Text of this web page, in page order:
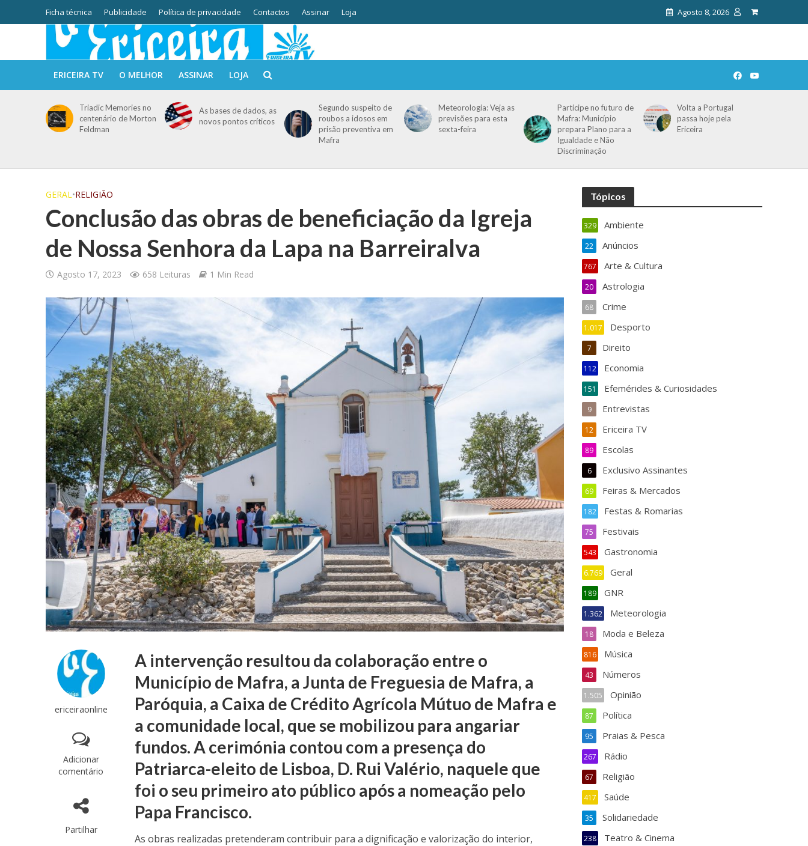
Ficha técnica Publicidade Política de privacidade Contactos Assinar Loja Agosto 8, 2026
ERICEIRA TV O MELHOR ASSINAR LOJA
Triadic Memories no
centenário de Morton
Feldman
As bases de dados, as
novos pontos críticos
Segundo suspeito de
roubos a idosos em
prisão preventiva em
Mafra
Meteorologia: Veja as
previsões para esta
sexta-feira
Participe no futuro de
Mafra: Município
prepara Plano para a
Igualdade e Não
Discriminação
Volta a Portugal
passa hoje pela
Ericeira
GERAL•RELIGIÃO
Conclusão das obras de beneficiação da Igreja
de Nossa Senhora da Lapa na Barreiralva
Agosto 17, 2023 658 Leituras 1 Min Read
ericeiraonline
Adicionar
comentário
Partilhar
A intervenção resultou da colaboração entre o
Município de Mafra, a Junta de Freguesia de Mafra, a
Paróquia, a Caixa de Crédito Agrícola Mútuo de Mafra e
a comunidade local, que se mobilizou para angariar
fundos. A cerimónia contou com a presença do
Patriarca-eleito de Lisboa, D. Rui Valério, naquele que
foi o seu primeiro ato público após a nomeação pelo
Papa Francisco.
Asobras realizadas pretenderam contribuir para a dignificação e valorização do interior,
Tópicos
Ambiente
329
Anúncios
22
Arte & Cultura
767
Astrologia
20
Crime
68
Desporto
1.017
Direito
7
Economia
112
Efemérides & Curiosidades
151
Entrevistas
9
Ericeira TV
12
Escolas
89
Exclusivo Assinantes
6
Feiras & Mercados
69
Festas & Romarias
182
Festivais
75
Gastronomia
543
Geral
6.769
GNR
189
Meteorologia
1.362
Moda e Beleza
18
Música
816
Números
43
Opinião
1.505
Política
87
Praias & Pesca
95
Rádio
267
Religião
67
Saúde
417
Solidariedade
35
Teatro & Cinema
238